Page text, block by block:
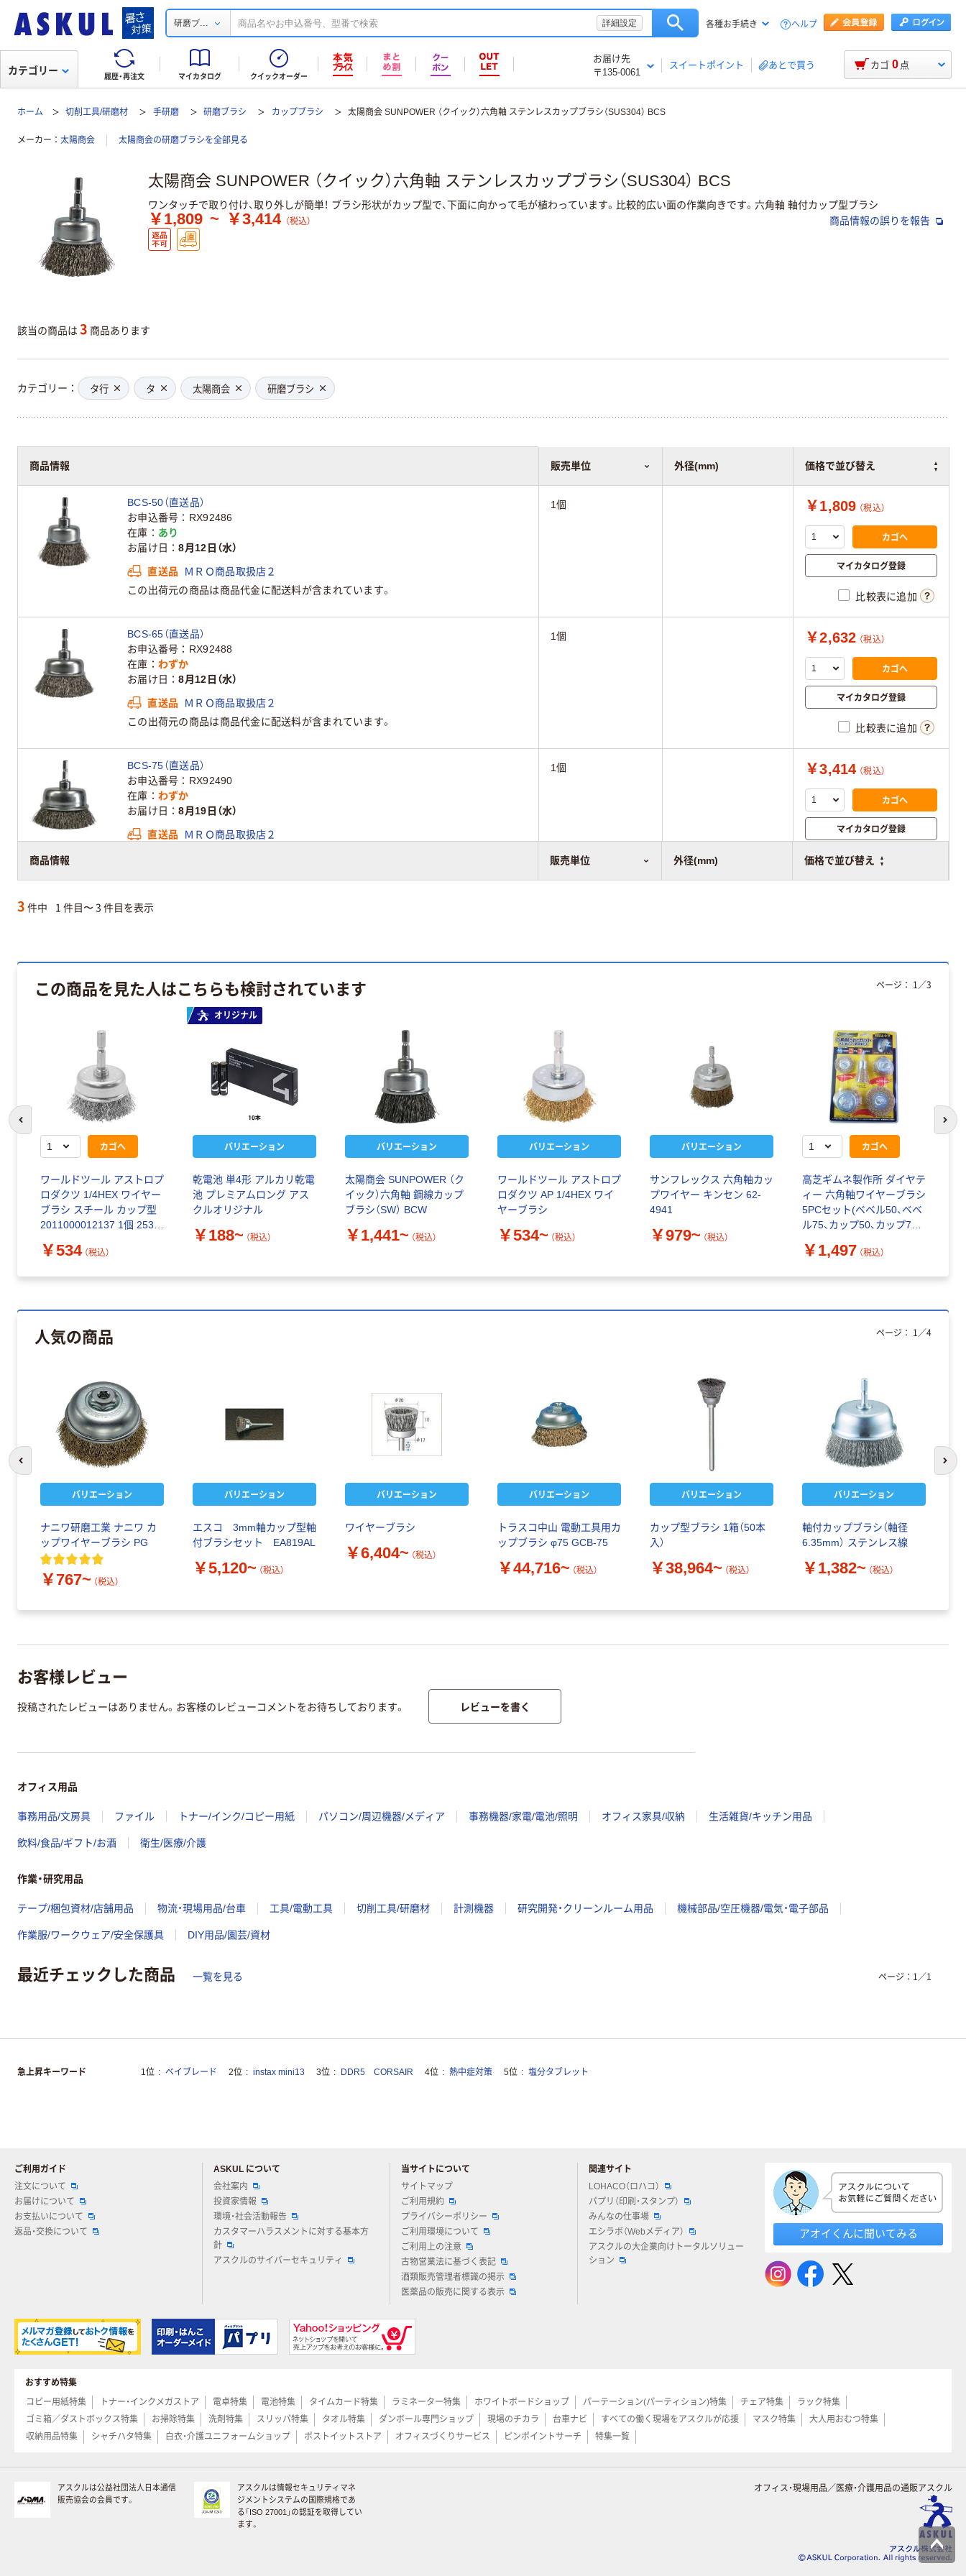
研磨ブ... 詳細設定 各種お手続き ヘルプ
履歴・再注文 マイカタログ クイックオーダー
お届け先
〒135-0061
スイートポイント あとで買う
カテゴリー カゴ 0 点
ホーム 切削工具/研磨材 手研磨 研磨ブラシ カップブラシ 太陽商会 SUNPOWER （クイック）六角軸 ステンレスカップブラシ（SUS304） BCS
メーカー 太陽商会 太陽商会の研磨ブラシを全部見る
太陽商会 SUNPOWER （クイック）六角軸 ステンレスカップブラシ（SUS304） BCS
ワンタッチで取り付け、取り外しが簡単！ ブラシ形状がカップ型で、下面に向かって毛が植わっています。比較的広い面の作業向きです。六角軸 軸付カップ型ブラシ
￥1,809 ~ ￥3,414 （税込） 商品情報の誤りを報告
該当の商品は 3 商品あります
カテゴリー タ行 タ 太陽商会 研磨ブラシ
商品情報 販売単位 外径(mm) 価格で並び替え
商品情報 販売単位 外径(mm) 価格で並び替え
BCS-50（直送品）
お申込番号
RX92486
在庫
あり
お届け日
8月12日（水）
直送品
ＭＲＯ商品取扱店２
この出荷元の商品は商品代金に配送料が含まれています。
1個 ￥1,809 （税込）
カゴへ
マイカタログ登録
比較表に追加
BCS-65（直送品）
お申込番号
RX92488
在庫
わずか
お届け日
8月12日（水）
直送品
ＭＲＯ商品取扱店２
この出荷元の商品は商品代金に配送料が含まれています。
1個 ￥2,632 （税込）
カゴへ
マイカタログ登録
比較表に追加
BCS-75（直送品）
お申込番号
RX92490
在庫
わずか
お届け日
8月19日（水）
直送品
ＭＲＯ商品取扱店２
1個 ￥3,414 （税込）
カゴへ
マイカタログ登録
比較表に追加
3 件中 1 件目〜 3 件目を表示
この商品を見た人はこちらも検討されています
カゴへ
ワールドツール アストロプ
ロダクツ 1/4HEX ワイヤー
ブラシ スチール カップ型
2011000012137 1個 253-
￥534 （税込）
オリジナル
バリエーション
乾電池 単4形 アルカリ乾電
池 プレミアムロング アス
クルオリジナル
￥188~ （税込）
バリエーション
太陽商会 SUNPOWER （ク
イック）六角軸 鋼線カップ
ブラシ（SW） BCW
￥1,441~ （税込）
バリエーション
ワールドツール アストロプ
ロダクツ AP 1/4HEX ワイ
ヤーブラシ
￥534~ （税込）
バリエーション
サンフレックス 六角軸カッ
プワイヤー キンセン 62-
4941
￥979~ （税込）
カゴへ
高芝ギムネ製作所 ダイヤテ
ィー 六角軸ワイヤーブラシ
5PCセット(ベベル50、ベベ
ル75、カップ50、カップ75、
ット
￥1,497 （税込）
ページ： 1 ／3
次
人気の商品
バリエーション
ナニワ研磨工業 ナニワ カ
ップワイヤーブラシ PG
￥767~ （税込）
バリエーション
エスコ 3mm軸カップ型軸
付ブラシセット EA819AL
￥5,120~ （税込）
バリエーション
ワイヤーブラシ
￥6,404~ （税込）
バリエーション
トラスコ中山 電動工具用カ
ップブラシ φ75 GCB-75
￥44,716~ （税込）
バリエーション
カップ型ブラシ 1箱（50本
入）
￥38,964~ （税込）
バリエーション
軸付カップブラシ（軸径
6.35mm） ステンレス線
￥1,382~ （税込）
ページ： 1 ／4
次
お客様レビュー
投稿されたレビューはありません。お客様のレビューコメントをお待ちしております。 レビューを書く
オフィス用品
事務用品/文房具 ファイル トナー/インク/コピー用紙 パソコン/周辺機器/メディア 事務機器/家電/電池/照明 オフィス家具/収納 生活雑貨/キッチン用品
飲料/食品/ギフト/お酒 衛生/医療/介護
作業・研究用品
テープ/梱包資材/店舗用品 物流・現場用品/台車 工具/電動工具 切削工具/研磨材 計測機器 研究開発・クリーンルーム用品 機械部品/空圧機器/電気・電子部品
作業服/ワークウェア/安全保護具 DIY用品/園芸/資材
最近チェックした商品 一覧を見る ページ： 1 ／1
急上昇キーワード 1位 ベイブレード 2位 instax mini13 3位 DDR5 CORSAIR 4位 熱中症対策 5位 塩分タブレット
ご利用ガイド
注文について
お届けについて
お支払いについて
返品・交換について
ASKUL について
会社案内
投資家情報
環境・社会活動報告
カスタマーハラスメントに対する基本方
針
アスクルのサイバーセキュリティ
当サイトについて
サイトマップ
ご利用規約
プライバシーポリシー
ご利用環境について
ご利用上の注意
古物営業法に基づく表記
酒類販売管理者標識の掲示
医薬品の販売に関する表示
関連サイト
LOHACO（ロハコ）
パプリ（印刷・スタンプ）
みんなの仕事場
エシラボ（Webメディア）
アスクルの大企業向けトータルソリュー
ション
アオイくんに聞いてみる
おすすめ特集
コピー用紙特集
トナー・インクメガストア 電卓特集 電池特集 タイムカード特集 ラミネーター特集 ホワイトボードショップ パーテーション(パーティション)特集 チェア特集
ラック特集
ゴミ箱／ダストボックス特集
お掃除特集 洗剤特集 スリッパ特集 タオル特集 ダンボール専門ショップ 現場のチカラ 台車ナビ すべての働く現場をアスクルが応援 マスク特集
大人用おむつ特集
収納用品特集
シャチハタ特集 白衣・介護ユニフォームショップ ポストイットストア オフィスづくりサービス ピンポイントサーチ 特集一覧
アスクルは公益社団法人日本通信
販売協会の会員です。
アスクルは情報セキュリティマネ
ジメントシステムの国際規格であ
る「ISO 27001」の認証を取得してい
ます。
オフィス・現場用品／医療・介護用品の通販アスクル